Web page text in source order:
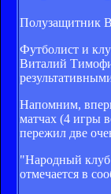
Полузащитник
Футболист и
Виталий
Напомним,
матчах (4 игры
пережил две
"Народный клуб
отмечается в